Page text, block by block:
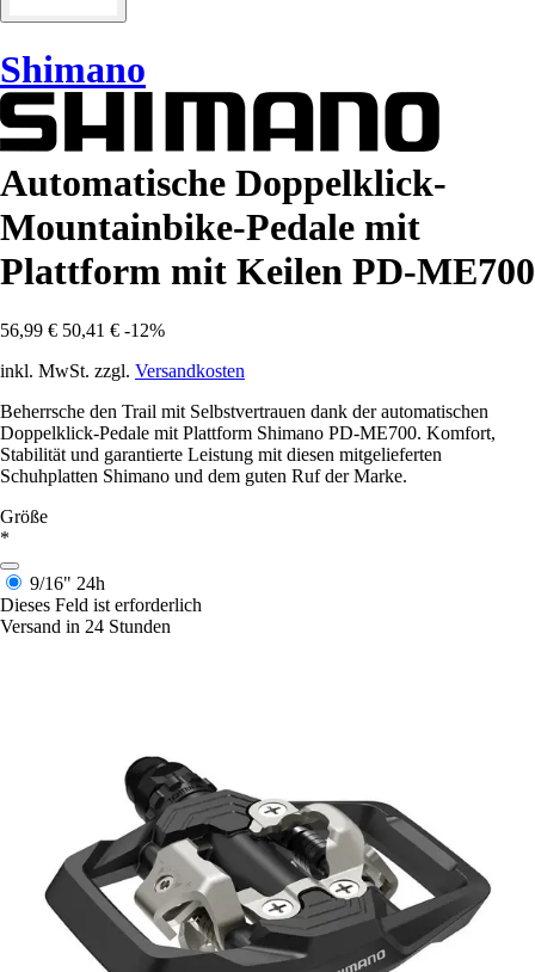
Shimano
Automatische Doppelklick-
Mountainbike-Pedale mit
Plattform mit Keilen PD-ME700
56,99 € 50,41 € -12%
inkl. MwSt. zzgl. Versandkosten
Beherrsche den Trail mit Selbstvertrauen dank der automatischen
Doppelklick-Pedale mit Plattform Shimano PD-ME700. Komfort,
Stabilität und garantierte Leistung mit diesen mitgelieferten
Schuhplatten Shimano und dem guten Ruf der Marke.
Größe
*
9/16" 24h
Dieses Feld ist erforderlich
Versand in 24 Stunden